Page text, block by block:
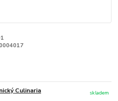
Culinaria
skladem